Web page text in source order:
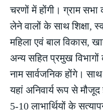
चरणों में होंगी। ग्राम
लेने वालों के साथ शिक्षा,
महिला एवं बाल विकास,
अन्य सहित प्रमुख
नाम सार्वजनिक होंगे। साथ
यहां अनिवार्य रूप से
5-10 लाभार्थियों के